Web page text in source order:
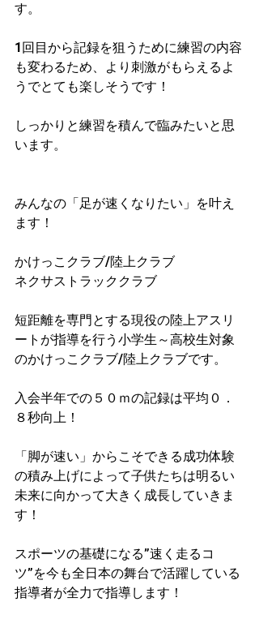
す。
1回目から記録を狙うために練習の内容
も変わるため、より刺激がもらえるよ
うでとても楽しそうです！
しっかりと練習を積んで臨みたいと思
います。
みんなの「足が速くなりたい」を叶え
ます！
かけっこクラブ/陸上クラブ
ネクサストラッククラブ
短距離を専門とする現役の陸上アスリ
ートが指導を行う小学生～高校生対象
のかけっこクラブ/陸上クラブです。
入会半年での５０ｍの記録は平均０．
８秒向上！​
「脚が速い」からこそできる成功体験
の積み上げによって子供たちは明るい
未来に向かって大きく成長していきま
す！
スポーツの基礎になる”速く走るコ
ツ”を今も全日本の舞台で活躍している
指導者が​全力で指導します！